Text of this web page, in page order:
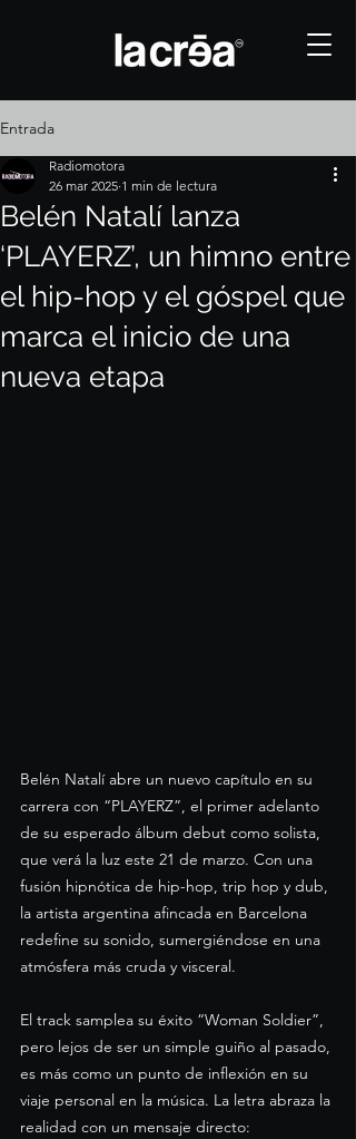
Entrada
Belén Natalí lanza
‘PLAYERZ’, un himno entre
el hip-hop y el góspel que
marca el inicio de una
nueva etapa
Radiomotora
26 mar 2025 1 min de lectura
Belén Natalí abre un nuevo capítulo en su
carrera con “PLAYERZ”, el primer adelanto
de su esperado álbum debut como solista,
que verá la luz este 21 de marzo. Con una
fusión hipnótica de hip-hop, trip hop y dub,
la artista argentina afincada en Barcelona
redefine su sonido, sumergiéndose en una
atmósfera más cruda y visceral.
El track samplea su éxito “Woman Soldier”,
pero lejos de ser un simple guiño al pasado,
es más como un punto de inflexión en su
viaje personal en la música. La letra abraza la
realidad con un mensaje directo: